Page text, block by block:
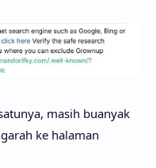
masih buanyak
ke halaman